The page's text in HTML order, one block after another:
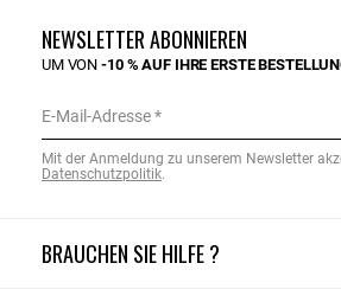
BRAUCHEN SIE HILFE ?
NEWSLETTER ABONNIEREN
UM VON-10 % AUF IHRE ERSTE
E-Mail-Adresse
Mit der Anmeldung zu unserem Newsletter
Datenschutzpolitik.